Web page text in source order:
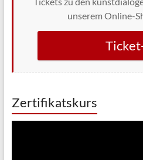
unserem Online-
Zertifikatskurs